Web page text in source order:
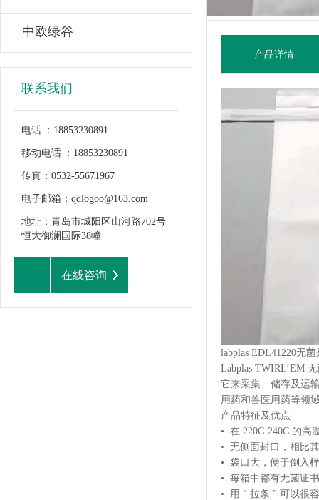
中欧绿谷
联系我们
电话 ：18853230891
移动电话 ：18853230891
传真：0532-55671967
电子邮箱：qdlogoo@163.com
地址：青岛市城阳区山河路702号
恒大御澜国际38幢
在线咨询
产品详情
labplas EDL41220无
Labplas TWIRL’EM
它来采集、储存及运
用药和兽医用药等领
产品特征及优点
• 在 220C-240C 的高
• 无侧面封口，相比
• 袋口大，便于倒入
• 每箱中都有无菌证
• 用 “ 拉条 ” 可以很